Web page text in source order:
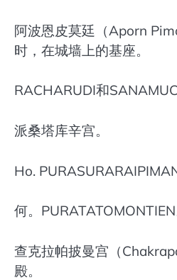
阿波恩皮莫廷（Aporn
时，在城墙上的基座。
RACHARUDI和
派桑塔库辛宫。
Ho.
何。PURATATOMONTIEN
查克拉帕披曼宫（
殿。